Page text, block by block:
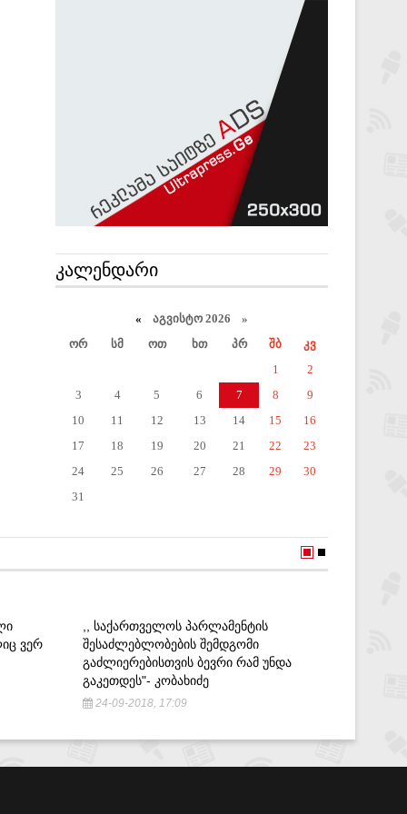
ᲙᲐᲚᲔᲜᲓᲐᲠᲘ
« აგვისტო 2026 »
ორ
სმ ოთ ხთ პრ შბ
კვ
1
2
3
4 5 6 7 8
9
10
11 12 13 14 15
16
17
18 19 20 21 22
23
24
25 26 27 28 29
30
31
ᲕᲔᲠ
,, ᲡᲐᲥᲐᲠᲗᲕᲔᲚᲝᲡ ᲞᲐᲠᲚᲐᲛᲔᲜᲢᲘᲡ
ᲨᲔᲡᲐᲫᲚᲔᲑᲚᲝᲑᲔᲑᲘᲡ ᲨᲔᲛᲓᲒᲝᲛᲘ
ᲒᲐᲫᲚᲘᲔᲠᲔᲑᲘᲡᲗᲕᲘᲡ ᲑᲔᲕᲠᲘ ᲠᲐᲛ ᲣᲜᲓᲐ
ᲒᲐᲙᲔᲗᲓᲔᲡ"- ᲙᲝᲑᲐᲮᲘᲫᲔ
24-09-2018, 17:09